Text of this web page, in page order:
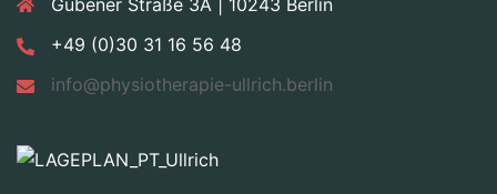
Gubener Straße 3A | 10243 Berlin
+49 (0)30 31 16 56 48
info@physiotherapie-ullrich.berlin